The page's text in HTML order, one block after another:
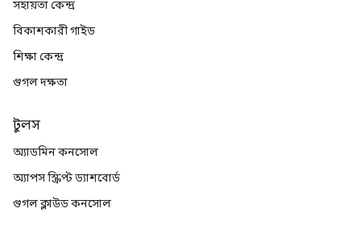
সহায়তা কেন্দ্র
বিকাশকারী গাইড
শিক্ষা কেন্দ্র
গুগল দক্ষতা
টুলস
অ্যাডমিন কনসোল
অ্যাপস স্ক্রিপ্ট ড্যাশবোর্ড
গুগল ক্লাউড কনসোল